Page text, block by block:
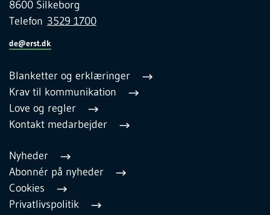
8600 Silkeborg
Telefon 3529 1700
de@erst.dk
Blanketter og erklæringer
Krav til kommunikation
Love og regler
Kontakt medarbejder
Nyheder
Abonnér på nyheder
Cookies
Privatlivspolitik